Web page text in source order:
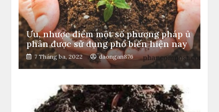
Ưu, nhược điểm một số phương pháp ủ
phân được sử dụng phổ biến hiện nay
7 Tháng ba, 2022 daongan876